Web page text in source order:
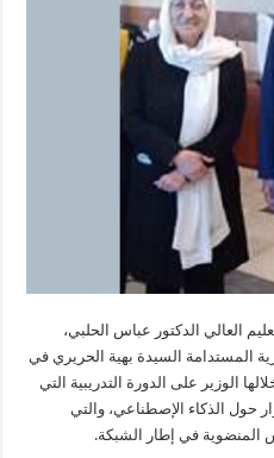
العالي الدكتور عباس الحلبي،
المستدامة السيدة بهية الحريري في
الوزير على الدورة التدريبية التي
حول الذكاء الإصطناعي، والتي
المنضوية في إطار الشبكة.